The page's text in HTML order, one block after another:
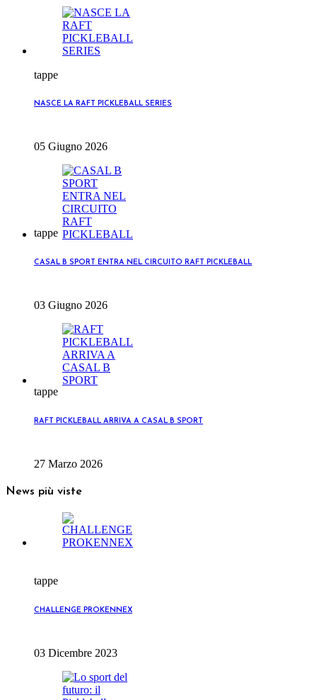
tappe
NASCE LA RAFT PICKLEBALL SERIES
05 Giugno 2026
tappe
CASAL B SPORT ENTRA NEL CIRCUITO RAFT PICKLEBALL
03 Giugno 2026
tappe
RAFT PICKLEBALL ARRIVA A CASAL B SPORT
27 Marzo 2026
News più viste
tappe
CHALLENGE PROKENNEX
03 Dicembre 2023